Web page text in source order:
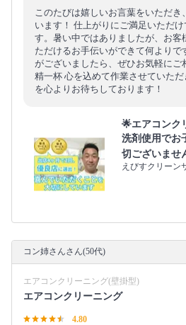
このたびは嬉しいお言葉をいただ
います！ 仕上がりにご満足いただ
す。暑い中ではありましたが、お客
ただけるお手伝いができて何よりで
がございましたら、ぜひお気軽にご
精一杯 心を込めて作業させていた
を心よりお待ちしております！
🌟エアコンク
洗剤使用でお
切ございませ
えびすクリーン
コン姉さんさん(50代)
エアコンクリーニング(壁掛型)
エアコンクリーニング
4.80